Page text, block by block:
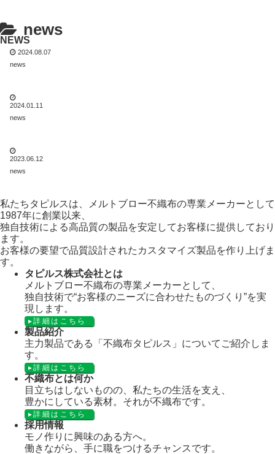
news
NEWS
2024.08.07
news
2024.01.11
news
2023.06.12
news
私たちタピルスは、メルトブロー不織布の専業メーカーとして
1987年に創業以来、
独自技術による高品質の製品を安定してお客様に提供しており
ます。
お客様の要望で品質設計されたカスタマイズ製品を作り上げま
す。
タピルス株式会社とは
メルトブロー不織布の専業メーカーとして、
独自技術で“お客様のニーズに合わせたものづくり”を実
現します。
詳細はこちら
製品紹介
主力製品である「不織布タピルス」についてご紹介しま
す。
詳細はこちら
不織布とは何か
目立ちはしないものの、私たちの生活を支え、
豊かにしている素材。それが不織布です。
詳細はこちら
採用情報
モノ作りに興味のある方へ。
働きながら、手に職をつけるチャンスです。